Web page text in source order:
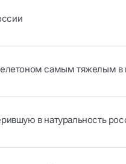
самым тяжелым в
в натуральность